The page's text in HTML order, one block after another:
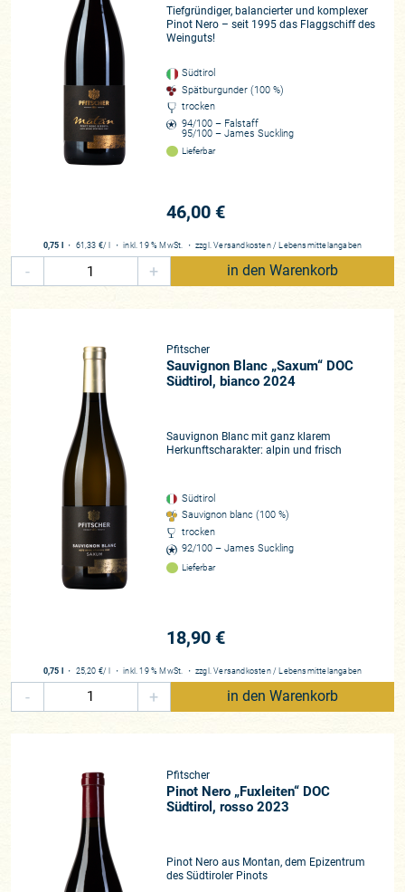
Tiefgründiger, balancierter und komplexer
Pinot Nero – seit 1995 das Flaggschiff des
Weinguts!
Südtirol
Spätburgunder (100 %)
trocken
94/100 – Falstaff
95/100 – James Suckling
Lieferbar
46,00 €
0,75 l ・ 61,33 €/ l ・inkl. 19 % MwSt. ・ zzgl.Versandkosten / Lebensmittelangaben
- + in den Warenkorb
Pfitscher
Sauvignon Blanc „Saxum“ DOC
Südtirol, bianco 2024
Sauvignon Blanc mit ganz klarem
Herkunftscharakter: alpin und frisch
Südtirol
Sauvignon blanc (100 %)
trocken
92/100 – James Suckling
Lieferbar
18,90 €
0,75 l ・ 25,20 €/ l ・inkl. 19 % MwSt. ・ zzgl.Versandkosten / Lebensmittelangaben
- + in den Warenkorb
Pfitscher
Pinot Nero „Fuxleiten“ DOC
Südtirol, rosso 2023
Pinot Nero aus Montan, dem Epizentrum
des Südtiroler Pinots